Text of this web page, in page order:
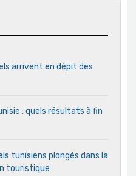
arrivent en dépit des
: quels résultats à fin
tunisiens plongés dans la
touristique